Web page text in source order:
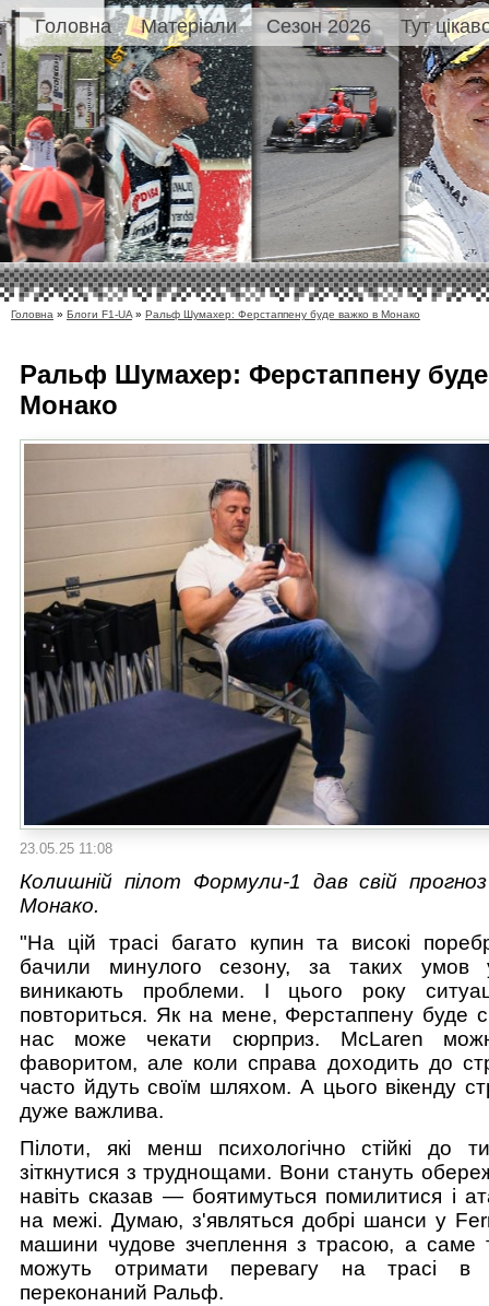
Головна Матеріали Сезон 2026 Тут
Головна » Блоги F1-UA » Ральф Шумахер: Ферстаппену буде важко в Монако
Ральф Шумахер: Ферстаппену
Монако
23.05.25 11:08
Колишній пілот Формули-1 дав свій
Монако.
"На цій трасі багато купин та високі
бачили минулого сезону, за таких
виникають проблеми. І цього року
повториться. Як на мене, Ферстаппену буде
нас може чекати сюрприз. McLaren
фаворитом, але коли справа доходить до
часто йдуть своїм шляхом. А цього вікенду
дуже важлива.
Пілоти, які менш психологічно стійкі до
зіткнутися з труднощами. Вони стануть
навіть сказав — боятимуться помилитися і
на межі. Думаю, з'являться добрі шанси у
машини чудове зчеплення з трасою, а саме
можуть отримати перевагу на трасі
переконаний Ральф.